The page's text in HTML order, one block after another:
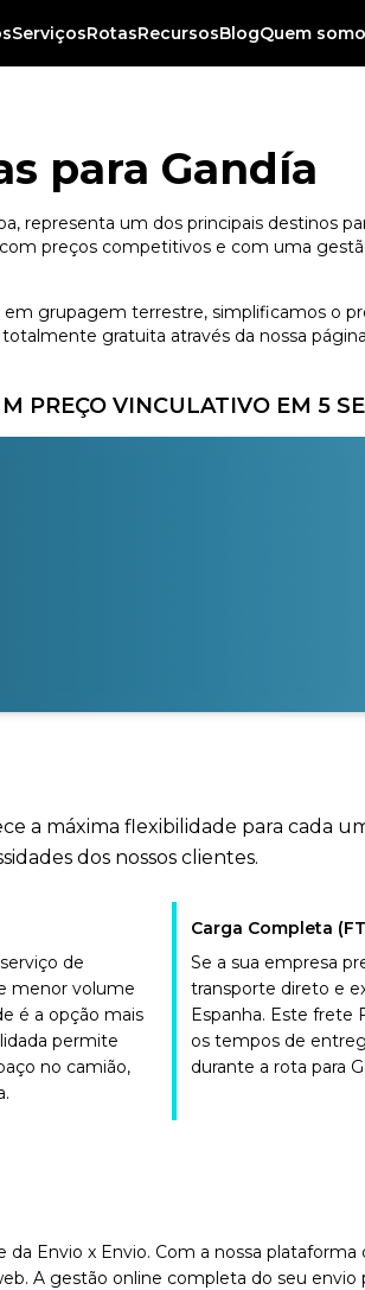
ServiçosRotasRecursosBlogQuem
para Gandía
representa um dos principais destinos
preços competitivos e com uma
grupagem terrestre, simplificamos o
gratuita através da nossa
PREÇO VINCULATIVO EM 5
a máxima flexibilidade para cada
dos nossos clientes.
de
menor volume
é a opção mais
permite
no camião,
Carga Completa
Se a sua empresa
transporte direto e
Espanha. Este frete
os tempos de
durante a rota para
Envio x Envio. Com a nossa
A gestão online completa do seu envio